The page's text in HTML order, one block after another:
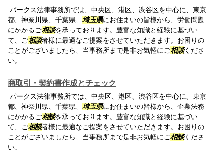
パークス法律事務所では、中央区、港区、渋谷区を中心に、東京
都、神奈川県、千葉県、 埼玉県にお住まいの皆様から、労働問題
にかかるご相談を承っております。豊富な知識と経験に基づい
て、ご相談者様に最適なご提案をさせていただきます。お困りの
ことがございましたら、当事務所まで是非お気軽にご相談くださ
い。
商取引・契約書作成とチェック
パークス法律事務所では、中央区、港区、渋谷区を中心に、東京
都、神奈川県、千葉県、 埼玉県にお住まいの皆様から、企業法務
にかかるご相談を承っております。豊富な知識と経験に基づい
て、ご相談者様に最適なご提案をさせていただきます。お困りの
ことがございましたら、当事務所まで是非お気軽にご相談くださ
い。